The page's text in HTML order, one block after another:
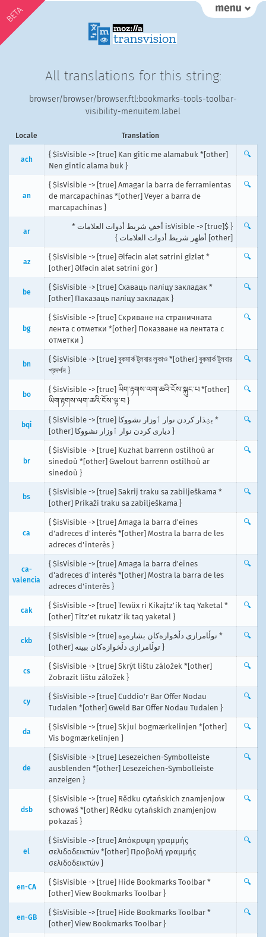
BETA
All translations for this string:
browser/browser/browser.ftl:bookmarks-tools-toolbar-
visibility-menuitem.label
Locale Translation
ach
{ $isVisible -> [true] Kan gitic me alamabuk *[other]
Nen gintic alama buk }
🔍
an
{ $isVisible -> [true] Amagar la barra de ferramientas
de marcapachinas *[other] Veyer a barra de
marcapachinas }
🔍
ar
{ $isVisible -> [true] أخفِ شريط أدوات العلامات *
[other] أظهِر شريط أدوات العلامات }
🔍
az
{ $isVisible -> [true] Əlfəcin alət sətrini gizlət *
[other] Əlfəcin alət sətrini gör }
🔍
be
{ $isVisible -> [true] Схаваць паліцу закладак *
[other] Паказаць паліцу закладак }
🔍
bg
{ $isVisible -> [true] Скриване на страничната
лента с отметки *[other] Показване на лентата с
отметки }
🔍
bn
{ $isVisible -> [true] বুকমার্ক টুলবার লুকাও *[other] বুকমার্ক টুলবার
প্রদর্শন }
🔍
bo
{ $isVisible -> [true] ཡིག་རྟགས་ལག་ཆའི་ངོས་སྐུང་པ *[other]
ཡིག་རྟགས་ལག་ཆའི་ངོས་ལྟ་བ }
🔍
bqi
{ $isVisible -> [true] بؽڌار کردن نوار ٱوزار نشووکا *
[other] دیاری کردن نوار ٱوزار نشووکا }
🔍
br
{ $isVisible -> [true] Kuzhat barrenn ostilhoù ar
sinedoù *[other] Gwelout barrenn ostilhoù ar
sinedoù }
🔍
bs
{ $isVisible -> [true] Sakrij traku sa zabilješkama *
[other] Prikaži traku sa zabilješkama }
🔍
ca
{ $isVisible -> [true] Amaga la barra d'eines
d'adreces d'interès *[other] Mostra la barra de les
adreces d'interès }
🔍
ca-
valencia
{ $isVisible -> [true] Amaga la barra d'eines
d'adreces d'interès *[other] Mostra la barra de les
adreces d'interès }
🔍
cak
{ $isVisible -> [true] Tewüx ri Kikajtz'ik taq Yaketal *
[other] Titz'et rukatz'ik taq yaketal }
🔍
ckb
{ $isVisible -> [true] توڵامرازی دڵخوازەکان بشارەوە *
[other] توڵامرازی دڵخوازەکان ببینە }
🔍
cs
{ $isVisible -> [true] Skrýt lištu záložek *[other]
Zobrazit lištu záložek }
🔍
cy
{ $isVisible -> [true] Cuddio'r Bar Offer Nodau
Tudalen *[other] Gweld Bar Offer Nodau Tudalen }
🔍
da
{ $isVisible -> [true] Skjul bogmærkelinjen *[other]
Vis bogmærkelinjen }
🔍
de
{ $isVisible -> [true] Lesezeichen-Symbolleiste
ausblenden *[other] Lesezeichen-Symbolleiste
anzeigen }
🔍
dsb
{ $isVisible -> [true] Rědku cytańskich znamjenjow
schowaś *[other] Rědku cytańskich znamjenjow
pokazaś }
🔍
el
{ $isVisible -> [true] Απόκρυψη γραμμής
σελιδοδεικτών *[other] Προβολή γραμμής
σελιδοδεικτών }
🔍
en-CA
{ $isVisible -> [true] Hide Bookmarks Toolbar *
[other] View Bookmarks Toolbar }
🔍
en-GB
{ $isVisible -> [true] Hide Bookmarks Toolbar *
[other] View Bookmarks Toolbar }
🔍